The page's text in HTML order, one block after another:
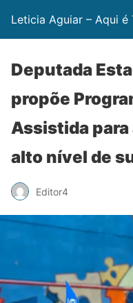
Leticia Aguiar – Aqui é
Deputada
propõe
Assistida para
alto nível de
Editor4